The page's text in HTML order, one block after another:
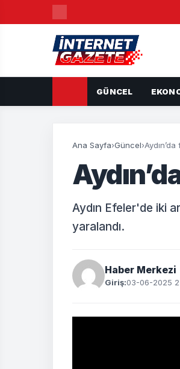
GÜNCEL
Ana Sayfa›Güncel›
Aydın Efeler'de iki
yaralandı.
Haber Merkezi
Giriş:03-06-2025